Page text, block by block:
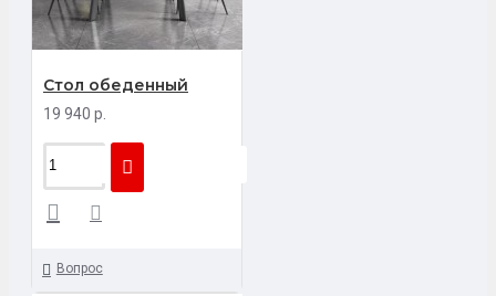
Стол обеденный
19 940 р.
Вопрос